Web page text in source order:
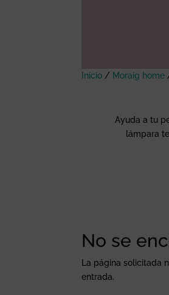
Inicio / Moraig home
Ayuda a tu
lámpara
No se
La página solicitada
entrada.